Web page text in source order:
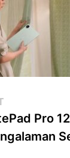
post: Pro